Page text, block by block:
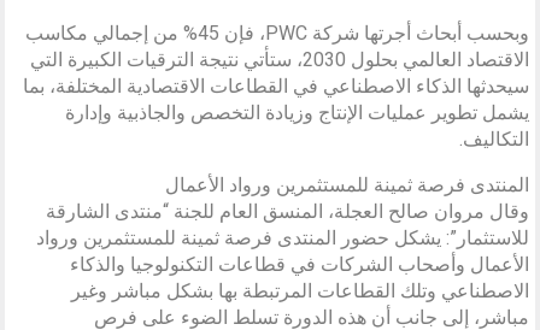
وبحسب أبحاث أجرتها شركة PWC، فإن 45% من إجمالي مكاسب
الاقتصاد العالمي بحلول 2030، ستأتي نتيجة الترقيات الكبيرة التي
سيحدثها الذكاء الاصطناعي في القطاعات الاقتصادية المختلفة، بما
يشمل تطوير عمليات الإنتاج وزيادة التخصص والجاذبية وإدارة
التكاليف.
المنتدى فرصة ثمينة للمستثمرين ورواد الأعمال
وقال مروان صالح العجلة، المنسق العام للجنة “منتدى الشارقة
للاستثمار”: يشكل حضور المنتدى فرصة ثمينة للمستثمرين ورواد
الأعمال وأصحاب الشركات في قطاعات التكنولوجيا والذكاء
الاصطناعي وتلك القطاعات المرتبطة بها بشكل مباشر وغير
مباشر، إلى جانب أن هذه الدورة تسلط الضوء على فرص